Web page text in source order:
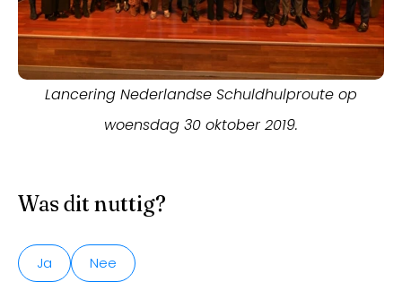
Lancering Nederlandse Schuldhulproute op
woensdag 30 oktober 2019.
Was dit nuttig?
Ja Nee